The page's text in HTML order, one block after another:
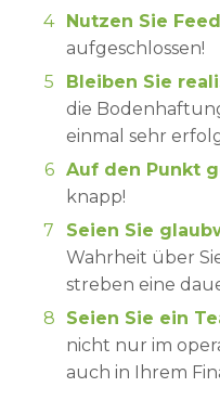
Nutzen Sie
aufgeschlossen!
Bleiben Sie
die
einmal sehr
Auf den Punkt
knapp!
Seien Sie
Wahrheit über
streben eine
Seien Sie ein
nicht nur im
auch in Ihrem